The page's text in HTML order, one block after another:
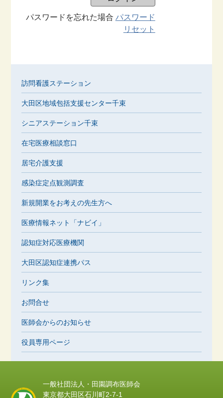
パスワードを忘れた場合 パスワード
リセット
訪問看護ステーション
大田区地域包括支援センター千束
シニアステーション千束
在宅医療相談窓口
居宅介護支援
感染症定点観測調査
新規開業をお考えの先生方へ
医療情報ネット「ナビイ」
認知症対応医療機関
大田区認知症連携パス
リンク集
お問合せ
医師会からのお知らせ
役員専用ページ
一般社団法人・田園調布医師会
東京都大田区石川町2-7-1